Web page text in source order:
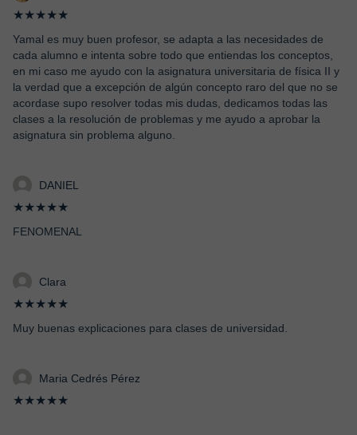
★★★★★
Yamal es muy buen profesor, se adapta a las necesidades de
cada alumno e intenta sobre todo que entiendas los conceptos,
en mi caso me ayudo con la asignatura universitaria de física II y
la verdad que a excepción de algún concepto raro del que no se
acordase supo resolver todas mis dudas, dedicamos todas las
clases a la resolución de problemas y me ayudo a aprobar la
asignatura sin problema alguno.
DANIEL
★★★★★
FENOMENAL
Clara
★★★★★
Muy buenas explicaciones para clases de universidad.
Maria Cedrés Pérez
★★★★★